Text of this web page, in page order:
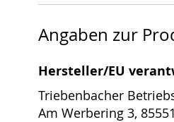
Angaben zur
Hersteller/EU
Triebenbacher
Am Werbering 3,